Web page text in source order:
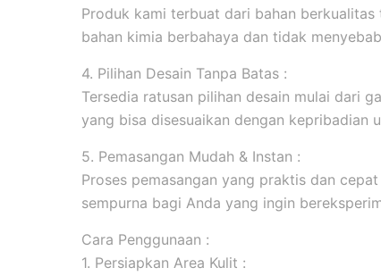
Produk kami terbuat dari bahan
bahan kimia berbahaya dan tidak
4. Pilihan Desain Tanpa Batas :
Tersedia ratusan pilihan desain mulai dari
yang bisa disesuaikan dengan kepribadian
5. Pemasangan Mudah & Instan :
Proses pemasangan yang praktis dan
sempurna bagi Anda yang ingin
Cara Penggunaan :
1. Persiapkan Area Kulit :